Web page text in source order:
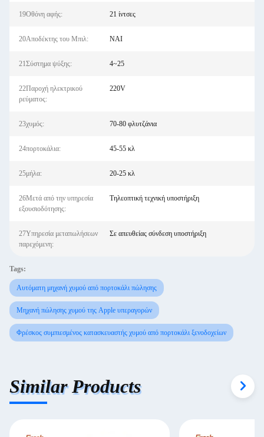
19Οθόνη αφής: 21 ίντσες
20Αποδέκτης του Μπιλ: ΝΑΙ
21Σύστημα ψύξης: 4~25
22Παροχή ηλεκτρικού
ρεύματος:
220V
23χυμός: 70-80 φλυτζάνια
24πορτοκάλια: 45-55 κλ
25μήλα: 20-25 κλ
26Μετά από την υπηρεσία
εξουσιοδότησης:
Τηλεοπτική τεχνική υποστήριξη
27Υπηρεσία μεταπωλήσεων
παρεχόμενη:
Σε απευθείας σύνδεση υποστήριξη
Tags:
Αυτόματη μηχανή χυμού από πορτοκάλι πώλησης
Μηχανή πώλησης χυμού της Apple υπεραγορών
Φρέσκος συμπιεσμένος κατασκευαστής χυμού από πορτοκάλι ξενοδοχείων
Similar Products